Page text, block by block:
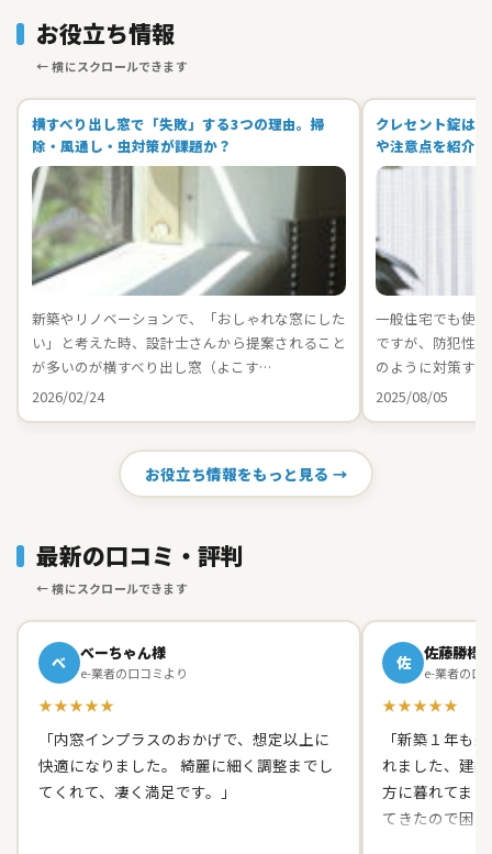
お役立ち情報
横すべり出し窓で「失敗」する3つの理由。掃
除・風通し・虫対策が課題か？
新築やリノベーションで、「おしゃれな窓にした
い」と考えた時、設計士さんから提案されること
が多いのが横すべり出し窓（よこす…
2026/02/24
クレセント錠は
や注意点を紹介
一般住宅でも使
ですが、防犯性
のように対策す
2025/08/05
お役立ち情報をもっと見る →
最新の口コミ・評判
べ べーちゃん様
e-業者の口コミより
★★★★★
「内窓インプラスのおかげで、想定以上に
快適になりました。 綺麗に細く調整までし
てくれて、凄く満足です。」
佐 佐藤勝様
e-業者の口
★★★★★
「新築１年も
れました、建
方に暮れてま
てきたので困